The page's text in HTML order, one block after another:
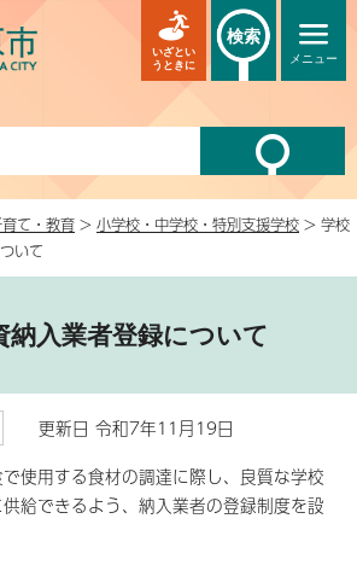
メニュー
いざとい
うときに
検索
て・教育 > 小学校・中学校・特別支援学校 > 学校
いて
納入業者登録について
更新日 令和7年11月19日
使用する食材の調達に際し、良質な学校
給できるよう、納入業者の登録制度を設